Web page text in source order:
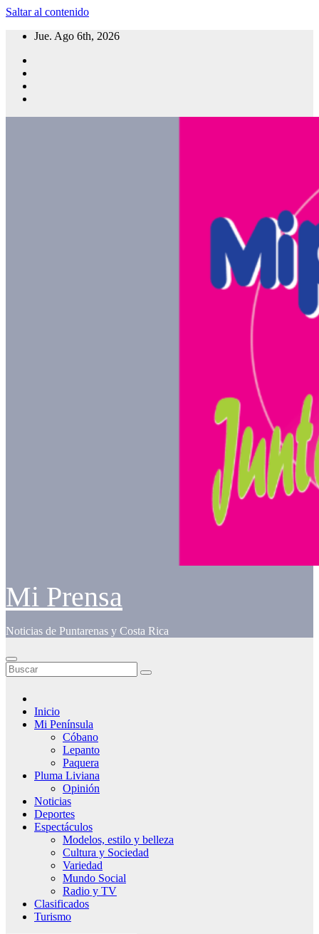
Saltar al contenido
Jue. Ago 6th, 2026
Mi Prensa
Noticias de Puntarenas y Costa Rica
Inicio
Mi Península
Cóbano
Lepanto
Paquera
Pluma Liviana
Opinión
Noticias
Deportes
Espectáculos
Modelos, estilo y belleza
Cultura y Sociedad
Variedad
Mundo Social
Radio y TV
Clasificados
Turismo